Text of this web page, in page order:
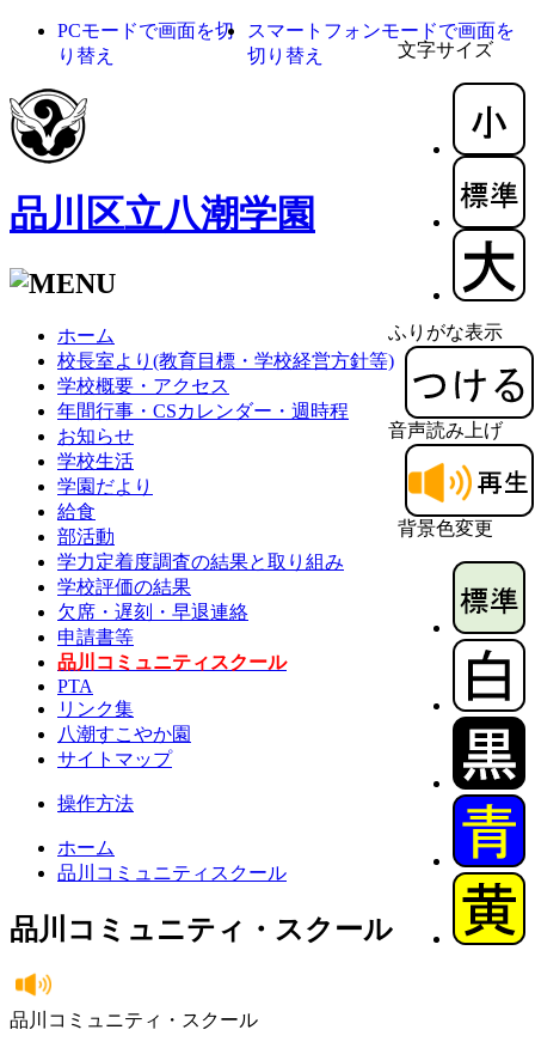
文字サイズ
ふりがな表示
音声読み上げ
背景色変更
PCモードで画面を切
り替え
スマートフォンモードで画面を
切り替え
品川区立八潮学園
ホーム
校長室より(教育目標・学校経営方針等)
学校概要・アクセス
年間行事・CSカレンダー・週時程
お知らせ
学校生活
学園だより
給食
部活動
学力定着度調査の結果と取り組み
学校評価の結果
欠席・遅刻・早退連絡
申請書等
品川コミュニティスクール
PTA
リンク集
八潮すこやか園
サイトマップ
操作方法
ホーム
品川コミュニティスクール
品川コミュニティ・スクール
品川コミュニティ・スクール